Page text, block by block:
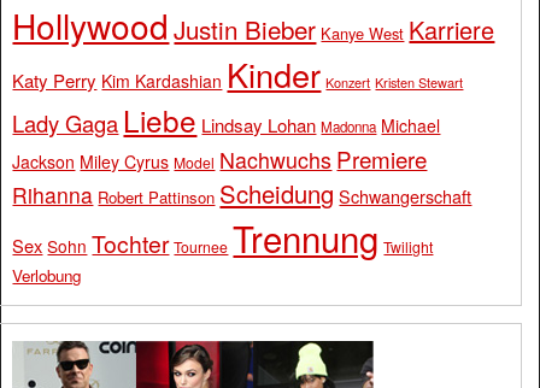
Hollywood Justin Bieber Kanye West Karriere
Katy Perry Kim Kardashian Kinder Konzert Kristen Stewart
Lady Gaga Liebe Lindsay Lohan Madonna Michael
Jackson Miley Cyrus Model Nachwuchs Premiere
Rihanna Robert Pattinson Scheidung Schwangerschaft
Sex Sohn Tochter Tournee Trennung Twilight
Verlobung